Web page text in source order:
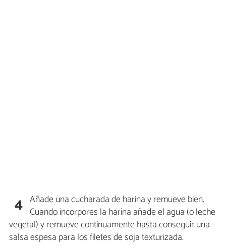
4 Añade una cucharada de harina y remueve bien.
Cuando incorpores la harina añade el agua (o leche
vegetal) y remueve continuamente hasta conseguir una
salsa espesa para los filetes de soja texturizada.